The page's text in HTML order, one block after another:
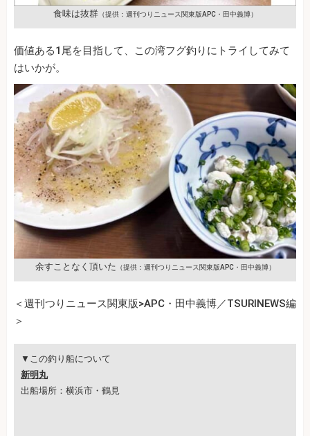
食味は抜群（提供：週刊つりニュース関東版APC・田中義博）
価値ある1尾を目指して、この湾フグ釣りにトライしてみて
はいかが。
余すことなく頂いた （提供：週刊つりニュース関東版APC・田中義博）
＜週刊つりニュース関東版>APC・田中義博／TSURINEWS編
＞
▼この釣り船について
新明丸
出船場所：横浜市・鶴見